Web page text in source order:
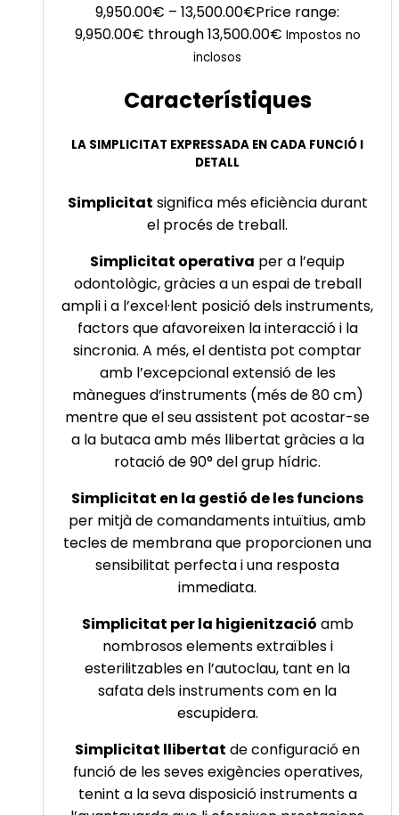
9,950.00€ – 13,500.00€Price range:
9,950.00€ through 13,500.00€ Impostos no
inclosos
Característiques
LA SIMPLICITAT EXPRESSADA EN CADA FUNCIÓ I
DETALL
Simplicitat significa més eficiència durant
el procés de treball.
Simplicitat operativa per a l’equip
odontològic, gràcies a un espai de treball
ampli i a l’excel·lent posició dels instruments,
factors que afavoreixen la interacció i la
sincronia. A més, el dentista pot comptar
amb l’excepcional extensió de les
mànegues d’instruments (més de 80 cm)
mentre que el seu assistent pot acostar-se
a la butaca amb més llibertat gràcies a la
rotació de 90° del grup hídric.
Simplicitat en la gestió de les funcions
per mitjà de comandaments intuïtius, amb
tecles de membrana que proporcionen una
sensibilitat perfecta i una resposta
immediata.
Simplicitat per la higienització amb
nombrosos elements extraïbles i
esterilitzables en l’autoclau, tant en la
safata dels instruments com en la
escupidera.
Simplicitat llibertat de configuració en
funció de les seves exigències operatives,
tenint a la seva disposició instruments a